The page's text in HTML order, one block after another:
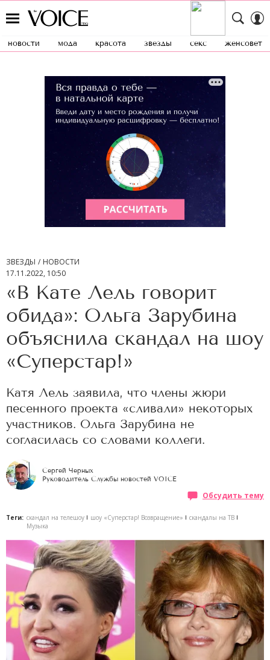
новости мода красота звезды секс женсовет
ЗВЕЗДЫ
НОВОСТИ
17.11.2022, 10:50
«В Кате Лель говорит
обида»: Ольга Зарубина
объяснила скандал на шоу
«Суперстар!»
Катя Лель заявила, что члены жюри
песенного проекта «сливали» некоторых
участников. Ольга Зарубина не
согласилась со словами коллеги.
Сергей Черных
Руководитель Службы новостей VOICE
Обсудить тему
Теги: скандал на телешоу шоу «Суперстар! Возвращение»
скандалы на ТВ
Музыка